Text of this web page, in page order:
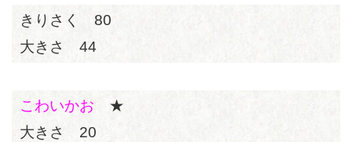
きりさく 80
大きさ 44
こわいかお ★
大きさ 20